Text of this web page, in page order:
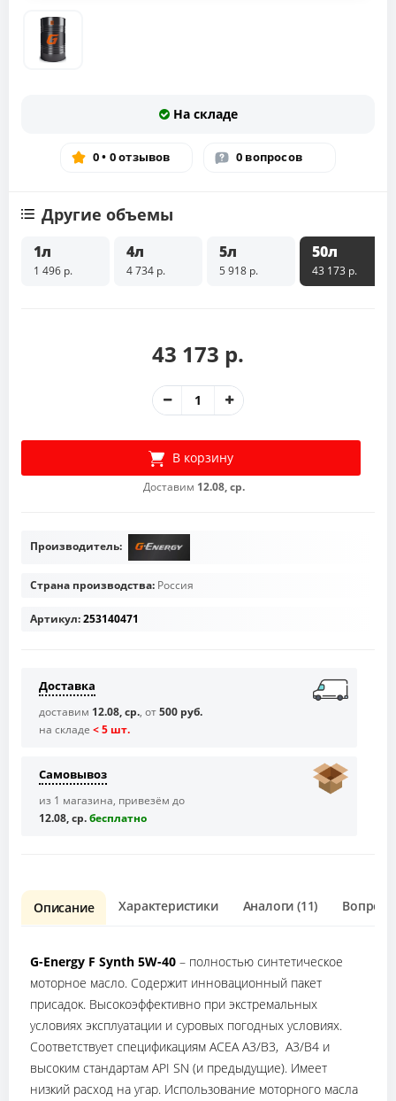
На складе
0 • 0 отзывов 0 вопросов
Другие объемы
1л
1 496 р.
4л
4 734 р.
5л
5 918 р.
50л
43 173 р.
43 173 р.
В корзину
Доставим 12.08, ср.
Производитель:
Страна производства: Россия
Артикул:253140471
Доставка
доставим 12.08, ср., от500 руб.
на складе < 5 шт.
Самовывоз
из 1 магазина, привезём до
12.08, ср.бесплaтно
Описание Характеристики Аналоги (11) Вопрос
G-Energy F Synth 5W-40 – полностью синтетическое
моторное масло. Содержит инновационный пакет
присадок. Высокоэффективно при экстремальных
условиях эксплуатации и суровых погодных условиях.
Соответствует спецификациям ACEA A3/B3, A3/B4 и
высоким стандартам API SN (и предыдущие). Имеет
низкий расход на угар. Использование моторного масла